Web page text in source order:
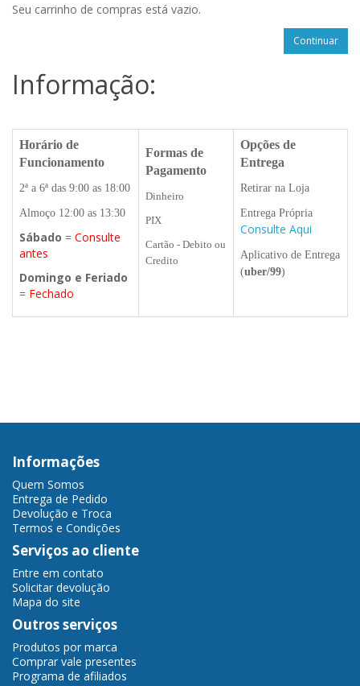
Seu carrinho de compras está vazio.
Continuar
Informação:
Horário de
Funcionamento
2ª a 6ª das 9:00 as 18:00
Almoço 12:00 as 13:30
Sábado = Consulte
antes
Domingo e Feriado
= Fechado
Formas de
Pagamento
Dinheiro
PIX
Cartão - Debito ou
Credito
Opções de
Entrega
Retirar na Loja
Entrega Própria
Consulte Aqui
Aplicativo de Entrega
(uber/99)
Informações
Quem Somos
Entrega de Pedido
Devolução e Troca
Termos e Condições
Serviços ao cliente
Entre em contato
Solicitar devolução
Mapa do site
Outros serviços
Produtos por marca
Comprar vale presentes
Programa de afiliados